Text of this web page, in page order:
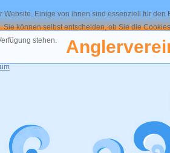
Website. Einige von ihnen sind essenziell für
Sie können selbst entscheiden, ob Sie die
stehen.